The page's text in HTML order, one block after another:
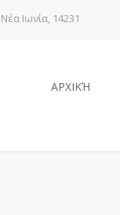
Ιωνία, 14231
ΑΡΧΙΚΉ